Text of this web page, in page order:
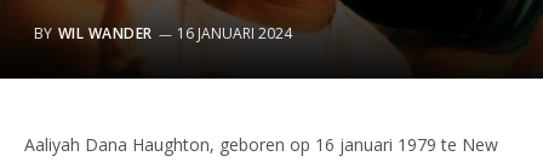
BY WIL WANDER 16 JANUARI 2024
Aaliyah Dana Haughton, geboren op 16 januari 1979 te New